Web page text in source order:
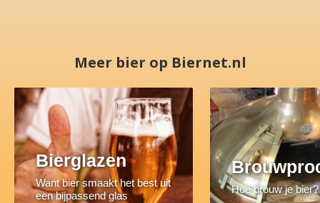
Meer bier op Biernet.nl
Bierglazen
Want bier smaakt het best uit
een bijpassend glas
Hoe brouw je bier?